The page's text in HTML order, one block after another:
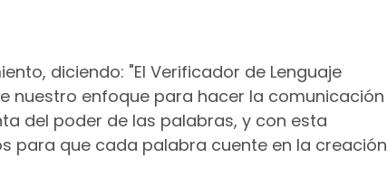
diciendo: "El Verificador de Lenguaje
nuestro enfoque para hacer la comunicación
del poder de las palabras, y con esta
para que cada palabra cuente en la creación